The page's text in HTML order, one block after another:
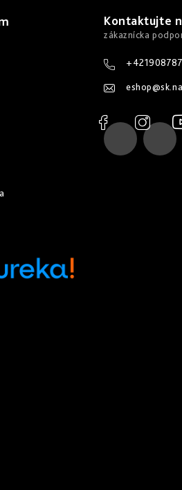
Kontaktujte
eshop@